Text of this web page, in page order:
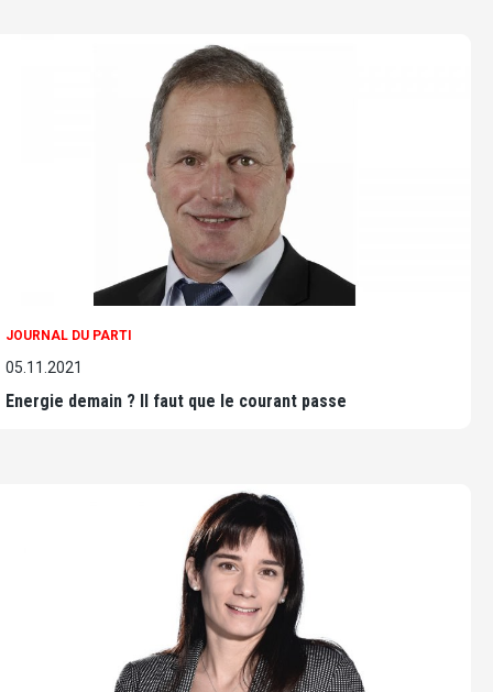
JOURNAL DU PARTI
05.11.2021
Energie demain ? Il faut que le courant passe